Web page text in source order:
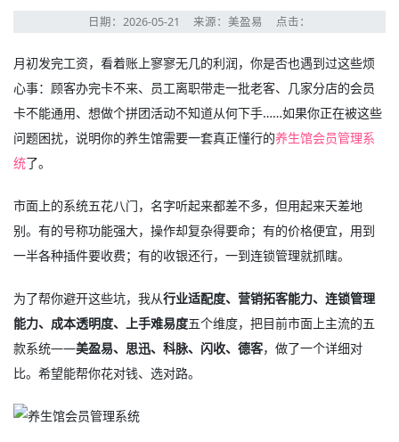
日期：2026-05-21 来源：美盈易 点击：
月初发完工资，看着账上寥寥无几的利润，你是否也遇到过这些烦
心事：顾客办完卡不来、员工离职带走一批老客、几家分店的会员
卡不能通用、想做个拼团活动不知道从何下手……如果你正在被这些
问题困扰，说明你的养生馆需要一套真正懂行的养生馆会员管理系
统了。
市面上的系统五花八门，名字听起来都差不多，但用起来天差地
别。有的号称功能强大，操作却复杂得要命；有的价格便宜，用到
一半各种插件要收费；有的收银还行，一到连锁管理就抓瞎。
为了帮你避开这些坑，我从行业适配度、营销拓客能力、连锁管理
能力、成本透明度、上手难易度五个维度，把目前市面上主流的五
款系统——美盈易、思迅、科脉、闪收、德客，做了一个详细对
比。希望能帮你花对钱、选对路。